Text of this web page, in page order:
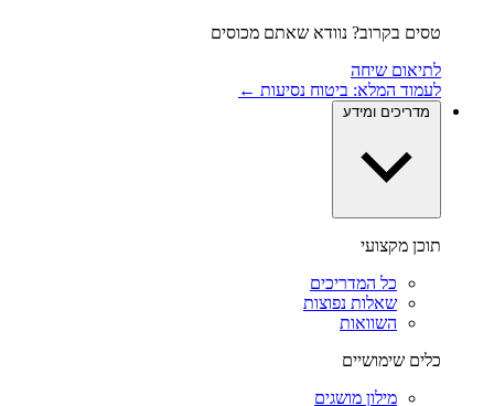
טסים בקרוב? נוודא שאתם מכוסים
לתיאום שיחה
לעמוד המלא: ביטוח נסיעות ←
מדריכים ומידע
תוכן מקצועי
כל המדריכים
שאלות נפוצות
השוואות
כלים שימושיים
מילון מושגים